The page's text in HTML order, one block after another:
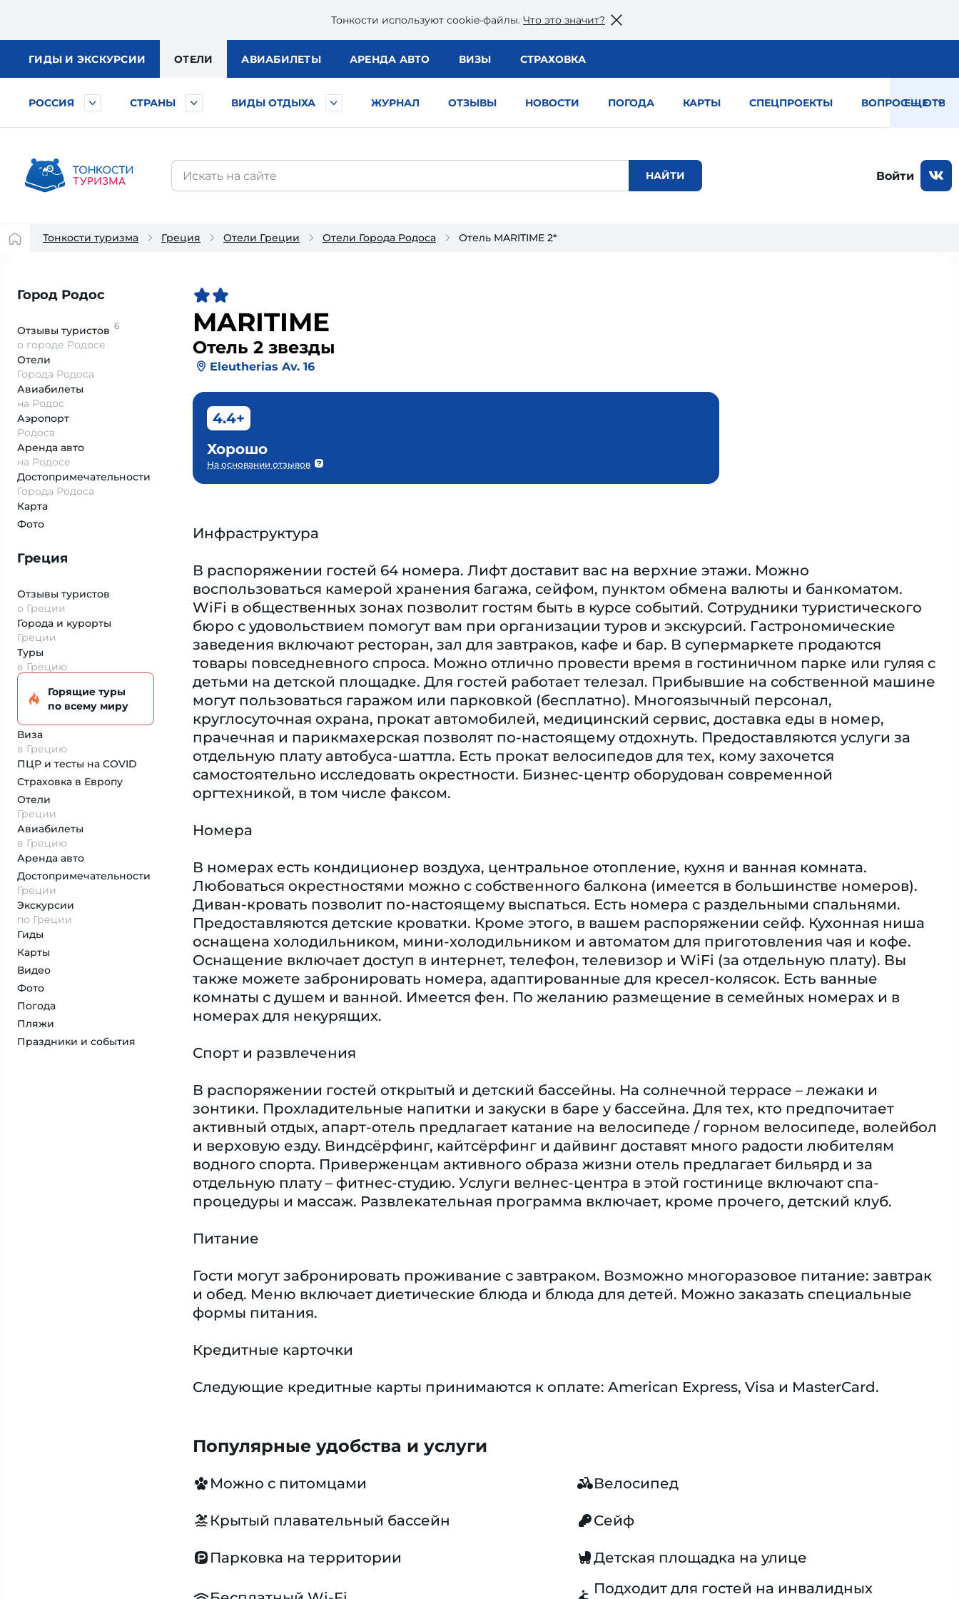
Тонкости используют сookie-файлы. Что это значит?
ГИДЫ И ЭКСКУРСИИ ОТЕЛИ АВИАБИЛЕТЫ АРЕНДА АВТО ВИЗЫ СТРАХОВКА
РОССИЯ СТРАНЫ ВИДЫ ОТДЫХА ЖУРНАЛ ОТЗЫВЫ НОВОСТИ ПОГОДА КАРТЫ СПЕЦПРОЕКТЫ ВОПРОС — ОТВЕТ
ЕЩЕ
Войти
Тонкости туризма Греция Отели Греции Отели Города Родоса Отель MARITIME 2*
Город Родос
Отзывы туристов 6
о городе Родосе
Отели
Города Родоса
Авиабилеты
на Родос
Аэропорт
Родоса
Аренда авто
на Родосе
Достопримеча­тельности
Города Родоса
Карта
Фото
Греция
Отзывы туристов
о Греции
Города и курорты
Греции
Туры
в Грецию
Горящие туры
по всему миру
Виза
в Грецию
ПЦР и тесты на COVID
Страховка в Европу
Отели
Греции
Авиабилеты
в Грецию
Аренда авто
Достопримеча­тельности
Греции
Экскурсии
по Греции
Гиды
Карты
Видео
Фото
Погода
Пляжи
Праздники и события
MARITIME
Отель 2 звезды
Eleutherias Av. 16
4.4+
Хорошо
На основании отзывов
Инфраструктура
В распоряжении гостей 64 номера. Лифт доставит вас на верхние этажи. Можно
воспользоваться камерой хранения багажа, сейфом, пунктом обмена валюты и банкоматом.
WiFi в общественных зонах позволит гостям быть в курсе событий. Сотрудники туристического
бюро с удовольствием помогут вам при организации туров и экскурсий. Гастрономические
заведения включают ресторан, зал для завтраков, кафе и бар. В супермаркете продаются
товары повседневного спроса. Можно отлично провести время в гостиничном парке или гуляя с
детьми на детской площадке. Для гостей работает телезал. Прибывшие на собственной машине
могут пользоваться гаражом или парковкой (бесплатно). Многоязычный персонал,
круглосуточная охрана, прокат автомобилей, медицинский сервис, доставка еды в номер,
прачечная и парикмахерская позволят по-настоящему отдохнуть. Предоставляются услуги за
отдельную плату автобуса-шаттла. Есть прокат велосипедов для тех, кому захочется
самостоятельно исследовать окрестности. Бизнес-центр оборудован современной
оргтехникой, в том числе факсом.
Номера
В номерах есть кондиционер воздуха, центральное отопление, кухня и ванная комната.
Любоваться окрестностями можно с собственного балкона (имеется в большинстве номеров).
Диван-кровать позволит по-настоящему выспаться. Есть номера с раздельными спальнями.
Предоставляются детские кроватки. Кроме этого, в вашем распоряжении сейф. Кухонная ниша
оснащена холодильником, мини-холодильником и автоматом для приготовления чая и кофе.
Оснащение включает доступ в интернет, телефон, телевизор и WiFi (за отдельную плату). Вы
также можете забронировать номера, адаптированные для кресел-колясок. Есть ванные
комнаты с душем и ванной. Имеется фен. По желанию размещение в семейных номерах и в
номерах для некурящих.
Спорт и развлечения
В распоряжении гостей открытый и детский бассейны. На солнечной террасе – лежаки и
зонтики. Прохладительные напитки и закуски в баре у бассейна. Для тех, кто предпочитает
активный отдых, апарт-отель предлагает катание на велосипеде / горном велосипеде, волейбол
и верховую езду. Виндсёрфинг, кайтсёрфинг и дайвинг доставят много радости любителям
водного спорта. Приверженцам активного образа жизни отель предлагает бильярд и за
отдельную плату – фитнес-студию. Услуги велнес-центра в этой гостинице включают спа-
процедуры и массаж. Развлекательная программа включает, кроме прочего, детский клуб.
Питание
Гости могут забронировать проживание с завтраком. Возможно многоразовое питание: завтрак
и обед. Меню включает диетические блюда и блюда для детей. Можно заказать специальные
формы питания.
Кредитные карточки
Следующие кредитные карты принимаются к оплате: American Express, Visa и MasterCard.
Популярные удобства и услуги
Можно с питомцами Велосипед
Крытый плавательный бассейн Сейф
Парковка на территории Детская площадка на улице
Подходит для гостей на инвалидных